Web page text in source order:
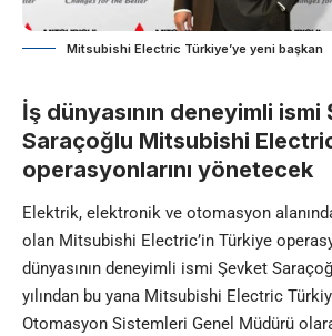
Mitsubishi Electric Türkiye’ye yeni başkan
İş dünyasının deneyimli ismi
Saraçoğlu Mitsubishi
operasyonlarını yönetecek
Elektrik, elektronik ve otomasyon
olan Mitsubishi Electric’in Türkiye
dünyasının deneyimli ismi Şevket
yılından bu yana Mitsubishi Electric
Otomasyon Sistemleri Genel Müdürü